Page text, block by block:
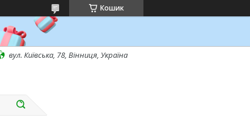
Кошик
вул. Київська, 78, Вінниця, Україна